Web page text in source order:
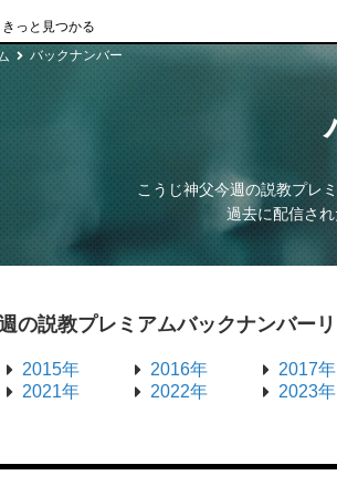
っと見つかる
バックナンバー
こうじ神父今週の説教プレ
過去に配信さ
の説教プレミアムバックナンバー
2015年 2016年 2017年
2021年 2022年 2023年